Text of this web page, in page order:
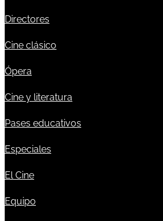
Directores
Cine clásico
Ópera
Cine y literatura
Pases educativos
Especiales
El Cine
Equipo